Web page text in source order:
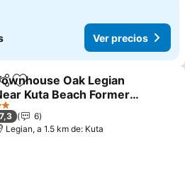
Ver precios
Agregar a favoritos
Oak Legian
Kuta Beach Formerly
Maha Merta
7,3
6
Legian, a 1.5 km de: Kuta